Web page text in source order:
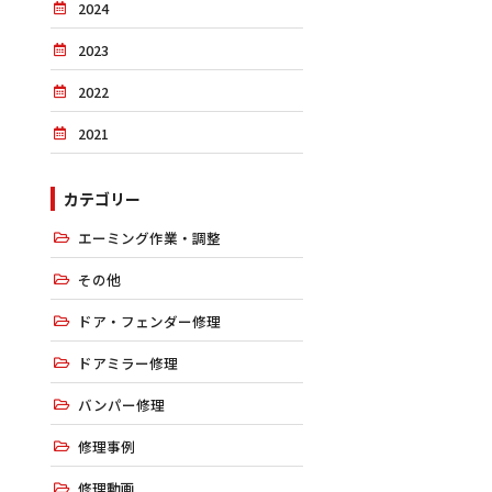
2024
2023
2022
2021
カテゴリー
エーミング作業・調整
その他
ドア・フェンダー修理
ドアミラー修理
バンパー修理
修理事例
修理動画